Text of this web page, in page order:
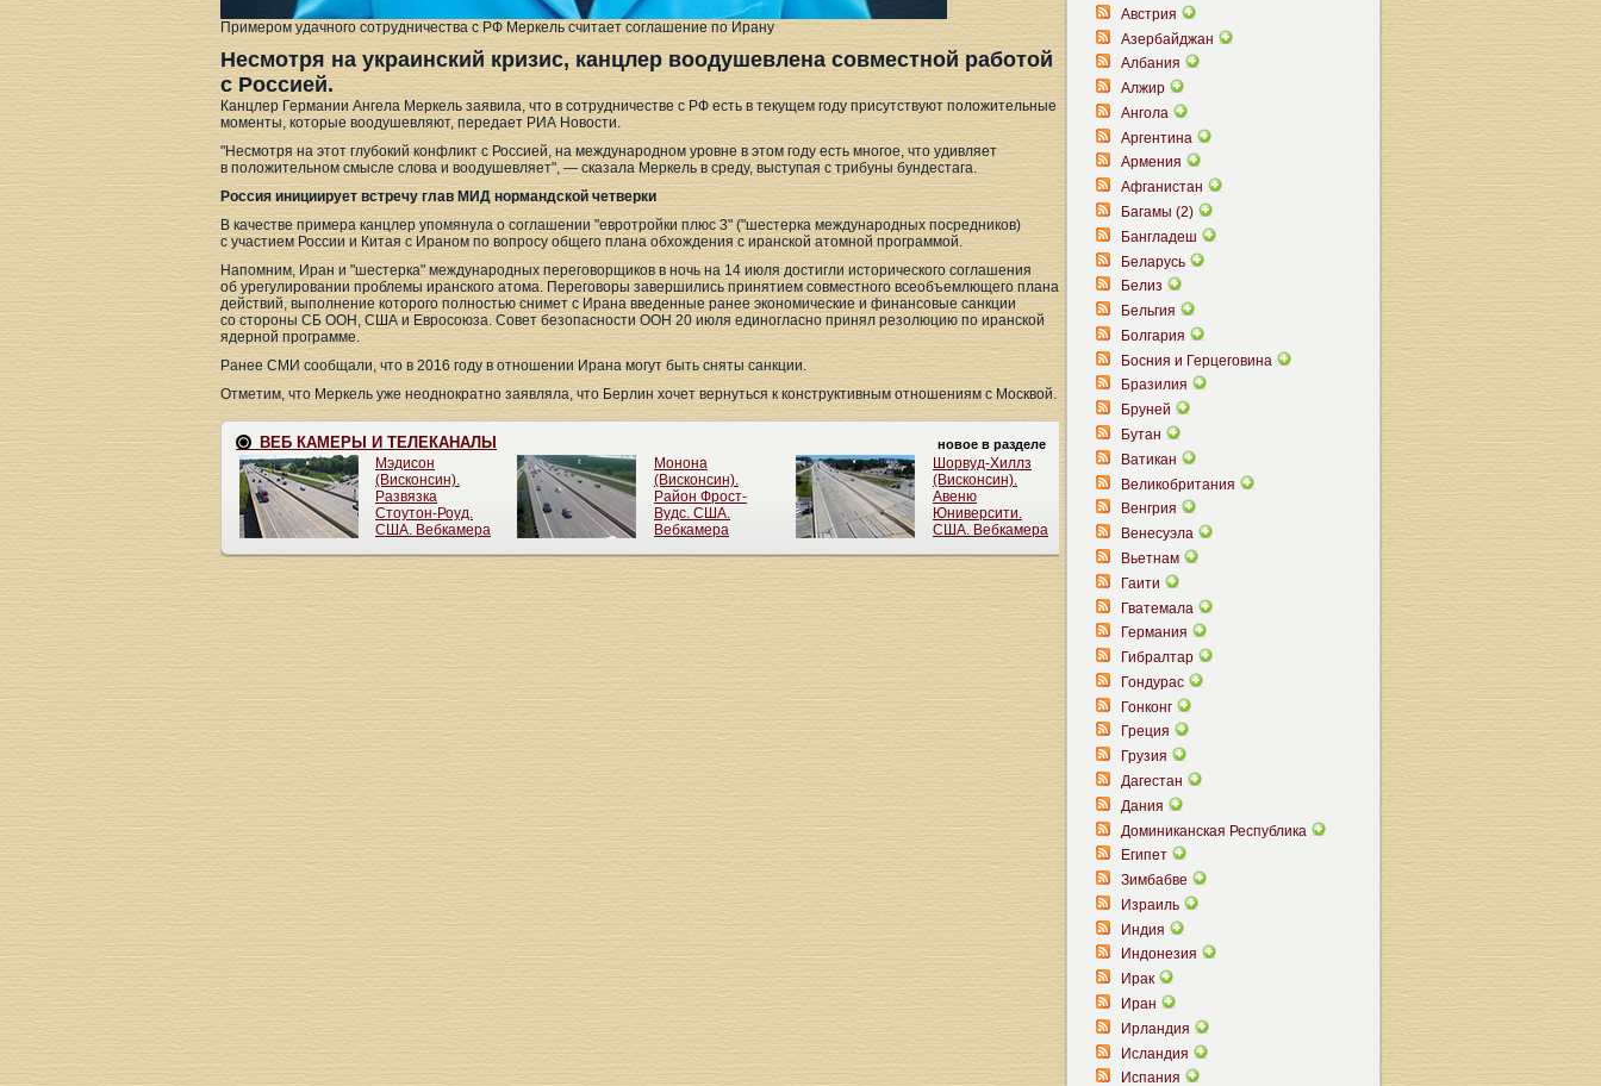
Примером удачного сотрудничества с РФ Меркель считает соглашение по Ирану
Несмотря на украинский кризис, канцлер воодушевлена совместной работой
с Россией.
Канцлер Германии Ангела Меркель заявила, что в сотрудничестве с РФ есть в текущем году присутствуют положительные
моменты, которые воодушевляют, передает РИА Новости.
"Несмотря на этот глубокий конфликт с Россией, на международном уровне в этом году есть многое, что удивляет
в положительном смысле слова и воодушевляет", — сказала Меркель в среду, выступая с трибуны бундестага.
Россия инициирует встречу глав МИД нормандской четверки
В качестве примера канцлер упомянула о соглашении "евротройки плюс 3" ("шестерка международных посредников)
с участием России и Китая с Ираном по вопросу общего плана обхождения с иранской атомной программой.
Напомним, Иран и "шестерка" международных переговорщиков в ночь на 14 июля достигли исторического соглашения
об урегулировании проблемы иранского атома. Переговоры завершились принятием совместного всеобъемлющего плана
действий, выполнение которого полностью снимет с Ирана введенные ранее экономические и финансовые санкции
со стороны СБ ООН, США и Евросоюза. Совет безопасности ООН 20 июля единогласно принял резолюцию по иранской
ядерной программе.
Ранее СМИ сообщали, что в 2016 году в отношении Ирана могут быть сняты санкции.
Отметим, что Меркель уже неоднократно заявляла, что Берлин хочет вернуться к конструктивным отношениям с Москвой.
Австрия
Азербайджан
Албания
Алжир
Ангола
Аргентина
Армения
Афганистан
Багамы (2)
Бангладеш
Беларусь
Белиз
Бельгия
Болгария
Босния и Герцеговина
Бразилия
Бруней
Бутан
Ватикан
Великобритания
Венгрия
Венесуэла
Вьетнам
Гаити
Гватемала
Германия
Гибралтар
Гондурас
Гонконг
Греция
Грузия
Дагестан
Дания
Доминиканская Республика
Египет
Зимбабве
Израиль
Индия
Индонезия
Ирак
Иран
Ирландия
Исландия
Испания